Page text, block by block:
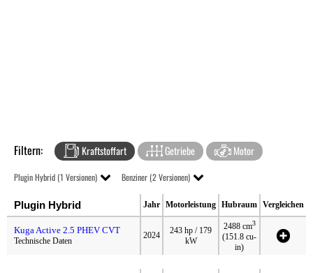
Filtern: Kraftstoffart Getriebe Motor
Plugin Hybrid (1 Versionen) Benziner (2 Versionen)
Plugin Hybrid Jahr Motorleistung Hubraum Vergleichen
Kuga Active 2.5 PHEV CVT
Technische Daten
2024
243 hp / 179
kW
2488 cm3
(151.8 cu-
in)